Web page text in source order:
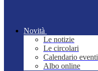
Novità
Le notizie
Le circolari
Calendario eventi
Albo online